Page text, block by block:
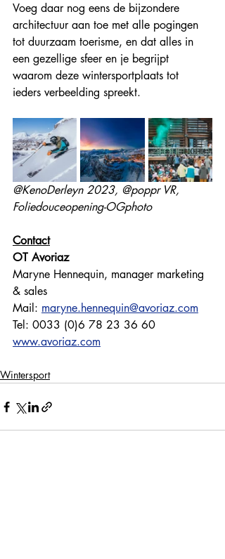
Voeg daar nog eens de bijzondere
architectuur aan toe met alle pogingen
tot duurzaam toerisme, en dat alles in
een gezellige sfeer en je begrijpt
waarom deze wintersportplaats tot
ieders verbeelding spreekt.
@KenoDerleyn 2023, @poppr VR,
Foliedouceopening-OGphoto
Contact
OT Avoriaz
Maryne Hennequin, manager marketing
& sales
Mail: maryne.hennequin@avoriaz.com
Tel: 0033 (0)6 78 23 36 60
www.avoriaz.com
Wintersport